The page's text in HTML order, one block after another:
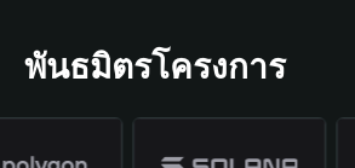
พันธมิตรโครงการ